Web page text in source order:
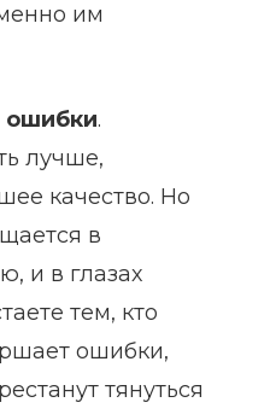
им
ошибки.
лучше,
качество. Но
в
и в глазах
тем, кто
ошибки,
тянуться